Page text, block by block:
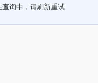
查询中，请刷新重试